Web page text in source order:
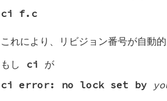
ci f.c
これにより、リビジョン番号が自動的
もし ci が
ci error: no lock set by